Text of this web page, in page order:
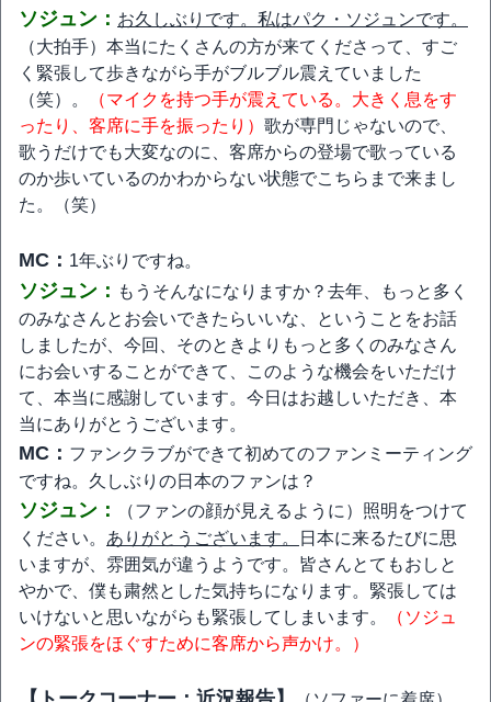
ソジュン： お久しぶりです。私はパク・ソジュンです。
（大拍手）本当にたくさんの方が来てくださって、すご
く緊張して歩きながら手がブルブル震えていました
（笑）。
（マイクを持つ手が震えている。大きく息をす
ったり、客席に手を振ったり） 歌が専門じゃないので、
歌うだけでも大変なのに、客席からの登場で歌っている
のか歩いているのかわからない状態でこちらまで来まし
た。（笑）
MC： 1年ぶりですね。
ソジュン： もうそんなになりますか？去年、もっと多く
のみなさんとお会いできたらいいな、ということをお話
しましたが、今回、そのときよりもっと多くのみなさん
にお会いすることができて、このような機会をいただけ
て、本当に感謝しています。今日はお越しいただき、本
当にありがとうございます。
MC： ファンクラブができて初めてのファンミーティング
ですね。久しぶりの日本のファンは？
ソジュン：
（ファンの顔が見えるように）照明をつけて
ください。 ありがとうございます。
日本に来るたびに思
いますが、雰囲気が違うようです。皆さんとてもおしと
やかで、僕も粛然とした気持ちになります。緊張しては
いけないと思いながらも緊張してしまいます。
（ソジュ
ンの緊張をほぐすために客席から声かけ。）